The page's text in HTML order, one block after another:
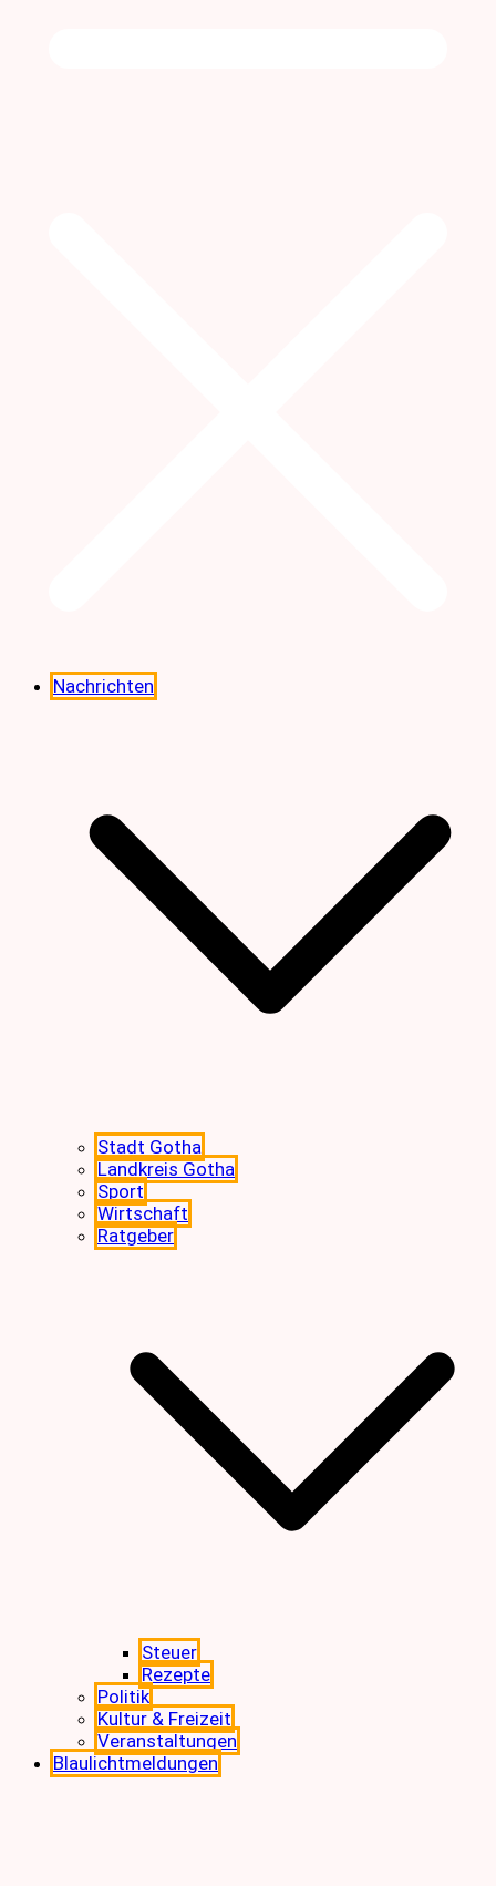
Nachrichten
Stadt Gotha
Landkreis Gotha
Sport
Wirtschaft
Ratgeber
Steuer
Rezepte
Politik
Kultur & Freizeit
Veranstaltungen
Blaulichtmeldungen